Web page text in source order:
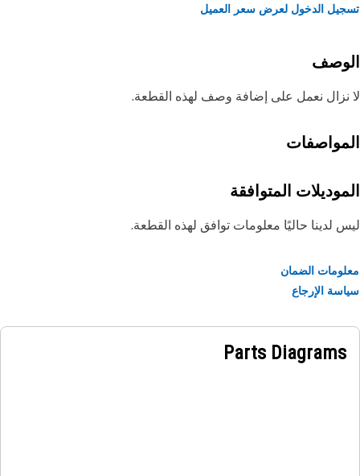
الدخول لعرض سعر العميل
نزال نعمل على إضافة وصف لهذه القطعة.
المتوافقة
لدينا حاليًا معلومات توافق لهذه القطعة.
الضمان
الإرجاع
Parts Diagrams